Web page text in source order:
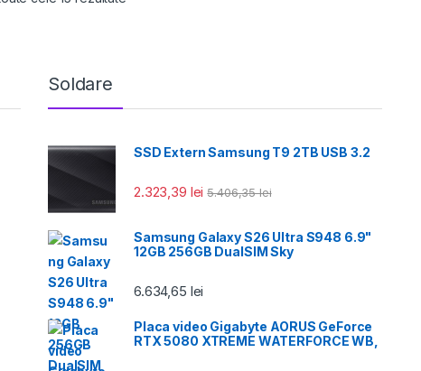
Soldare
SSD Extern Samsung T9 2TB USB 3.2
2.323,39 lei 5.406,35lei
Samsung Galaxy S26 Ultra S948 6.9"
12GB 256GB DualSIM Sky
6.634,65 lei
Placa video Gigabyte AORUS GeForce
RTX 5080 XTREME WATERFORCE WB,